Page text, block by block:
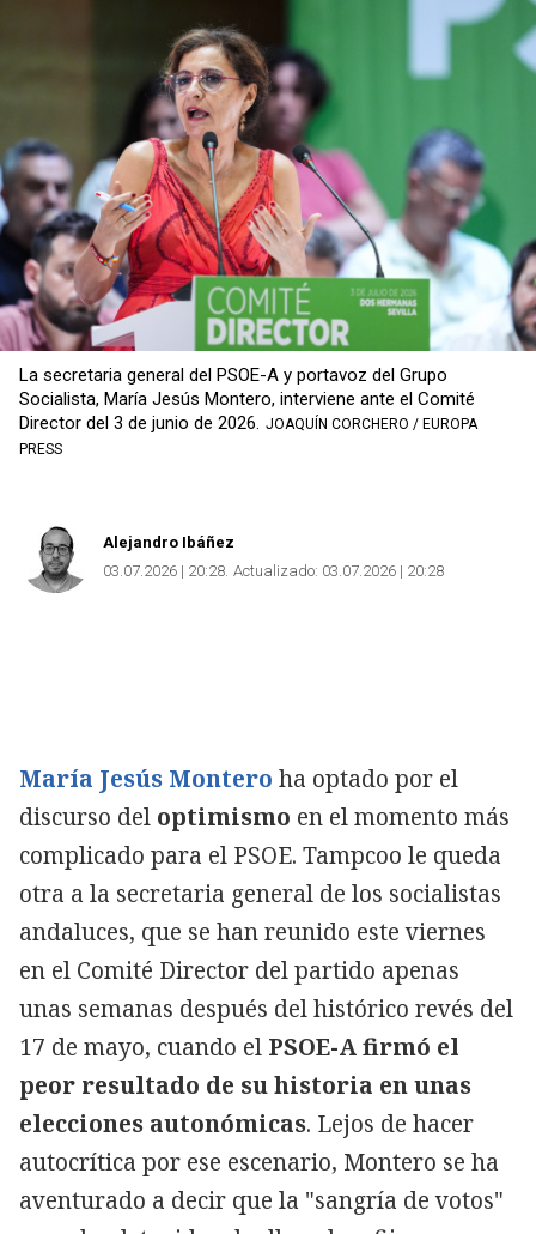
La secretaria general del PSOE-A y portavoz del Grupo
Socialista, María Jesús Montero, interviene ante el Comité
Director del 3 de junio de 2026. JOAQUÍN CORCHERO / EUROPA
PRESS
Alejandro Ibáñez
03.07.2026 | 20:28 Actualizado: 03.07.2026 | 20:28
María Jesús Montero ha optado por el
discurso del optimismo en el momento más
complicado para el PSOE. Tampcoo le queda
otra a la secretaria general de los socialistas
andaluces, que se han reunido este viernes
en el Comité Director del partido apenas
unas semanas después del histórico revés del
17 de mayo, cuando el PSOE-A firmó el
peor resultado de su historia en unas
elecciones autonómicas. Lejos de hacer
autocrítica por ese escenario, Montero se ha
aventurado a decir que la "sangría de votos"